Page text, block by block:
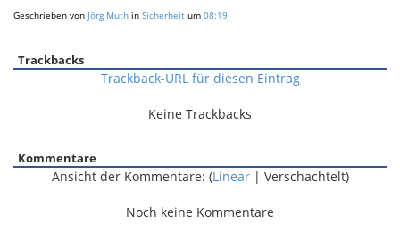
Geschrieben von Jörg Muth in Sicherheit um 08:19
Trackbacks
Trackback-URL für diesen Eintrag
Keine Trackbacks
Kommentare
Ansicht der Kommentare: (Linear| Verschachtelt)
Noch keine Kommentare